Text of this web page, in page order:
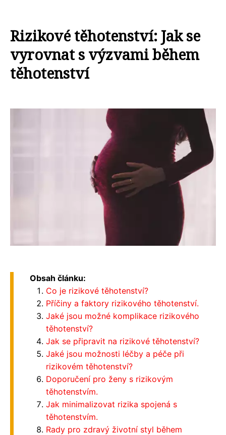
Rizikové těhotenství: Jak se
vyrovnat s výzvami během
těhotenství
Obsah článku:
Co je rizikové těhotenství?
Příčiny a faktory rizikového těhotenství.
Jaké jsou možné komplikace rizikového
těhotenství?
Jak se připravit na rizikové těhotenství?
Jaké jsou možnosti léčby a péče při
rizikovém těhotenství?
Doporučení pro ženy s rizikovým
těhotenstvím.
Jak minimalizovat rizika spojená s
těhotenstvím.
Rady pro zdravý životní styl během